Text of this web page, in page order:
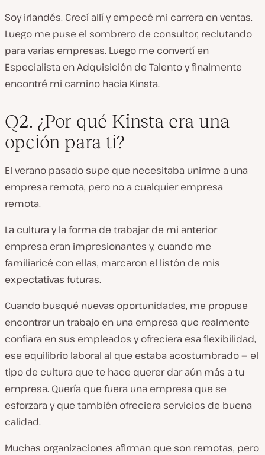
Soy irlandés. Crecí allí y empecé mi carrera en ventas.
Luego me puse el sombrero de consultor, reclutando
para varias empresas. Luego me convertí en
Especialista en Adquisición de Talento y finalmente
encontré mi camino hacia Kinsta.
Q2. ¿Por qué Kinsta era una
opción para ti?
El verano pasado supe que necesitaba unirme a una
empresa remota, pero no a cualquier empresa
remota.
La cultura y la forma de trabajar de mi anterior
empresa eran impresionantes y, cuando me
familiaricé con ellas, marcaron el listón de mis
expectativas futuras.
Cuando busqué nuevas oportunidades, me propuse
encontrar un trabajo en una empresa que realmente
confiara en sus empleados y ofreciera esa flexibilidad,
ese equilibrio laboral al que estaba acostumbrado — el
tipo de cultura que te hace querer dar aún más a tu
empresa. Quería que fuera una empresa que se
esforzara y que también ofreciera servicios de buena
calidad.
Muchas organizaciones afirman que son remotas, pero